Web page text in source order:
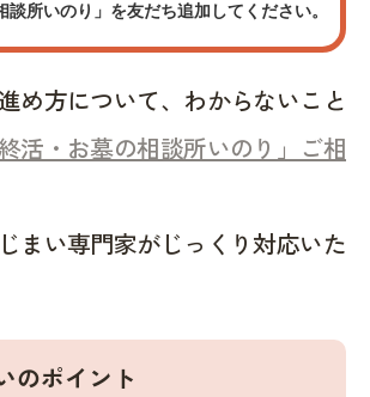
談所いのり」を友だち追加してください。
め方について、わからないこと
終活・お墓の相談所いのり」ご相
まい専門家がじっくり対応いた
のポイント